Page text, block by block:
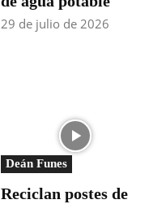
29 de julio de 2026
Deán Funes
Reciclan postes de